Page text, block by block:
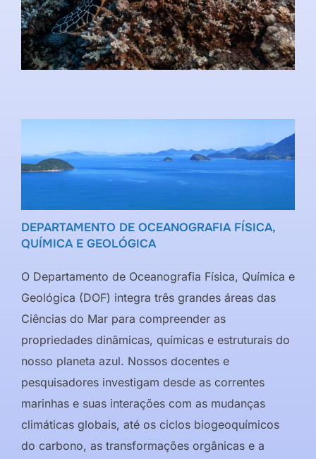
DEPARTAMENTO DE OCEANOGRAFIA FÍSICA,
QUÍMICA E GEOLÓGICA
O Departamento de Oceanografia Física, Química e
Geológica (DOF) integra três grandes áreas das
Ciências do Mar para compreender as
propriedades dinâmicas, químicas e estruturais do
nosso planeta azul. Nossos docentes e
pesquisadores investigam desde as correntes
marinhas e suas interações com as mudanças
climáticas globais, até os ciclos biogeoquímicos
do carbono, as transformações orgânicas e a